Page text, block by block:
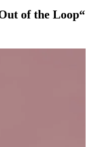
of the Loop“